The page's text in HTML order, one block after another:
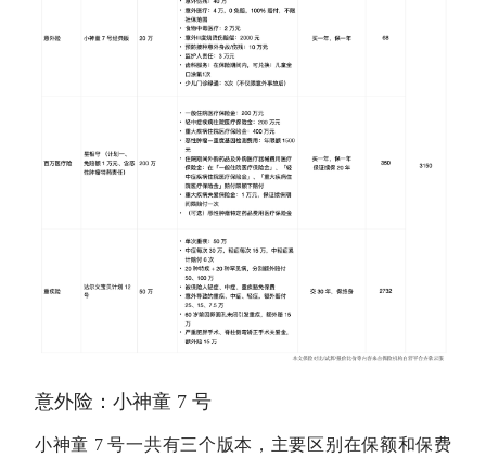
意外险：小神童 7 号
小神童 7 号一共有三个版本，主要区别在保额和保费